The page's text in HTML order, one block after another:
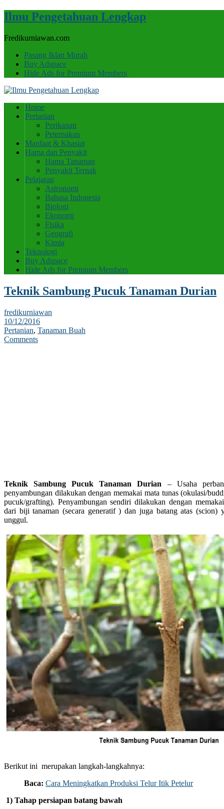
Ilmu Pengetahuan Lengkap
Fredikurniawan.com
Pasang Iklan Murah
Buy Adspace
Hide Ads for Premium Members
Home
Pertanian
Perikanan
Peternakan
Manfaat & Khasiat
Hama dan Penyakit
Hama Tanaman
Penyakit Ternak
Pelajaran
Astronomi
Bahasa Indonesia
Biologi
Ekonomi
Fisika
Geografi
Kimia
Teknologi
Buy Adspace
Hide Ads for Premium Members
Teknik Sambung Pucuk Tanaman Durian
fredikurniawan
10/12/2016
Pertanian, Tanaman Buah
Comments
Teknik Sambung Pucuk Tanaman Durian – Usaha
penyambungan dilakukan dengan memakai mata tunas (okulasi/
pucuk/grafting). Penyambungan sendiri dilakukan dengan
dari biji tanaman (secara generatif ) dan juga batang atas (scion)
unggul.
Berikut ini merupakan langkah-langkahnya:
Baca: Cara Meningkatkan Produksi Telur Itik Petelur
1) Tahap persiapan batang bawah